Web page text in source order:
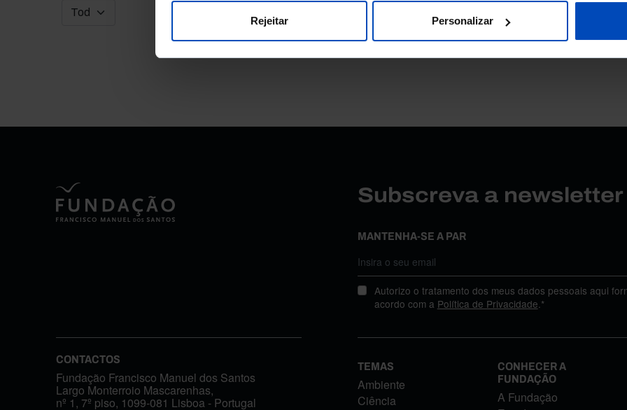
Rejeitar Personalizar
Subscreva a
MANTENHA-SE A PAR
Autorizo o tratamento dos meus dados pessoais aqui
acordo com a Política de Privacidade.*
CONTACTOS
Fundação Francisco Manuel dos Santos
Largo Monterroio Mascarenhas,
nº 1, 7º piso, 1099-081 Lisboa - Portugal
TEMAS
Ambiente
Ciência
CONHECER A
FUNDAÇÃO
A Fundação